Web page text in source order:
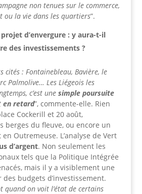
non tenues sur le commerce,
ou la vie dans les quartiers”.
d’envergure : y aura-t-il
des investissements ?
cités : Fontainebleau, Bavière, le
Palmolive… Les Liégeois les
c’est une simple poursuite
en retard”, commente-elle. Rien
Cockerill et 20 août,
berges du fleuve, ou encore un
Outremeuse. L’analyse de Vert
d’argent. Non seulement les
tels que la Politique Intégrée
mais il y a visiblement une
budgets d’investissement.
quand on voit l’état de certains